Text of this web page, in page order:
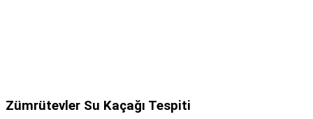
Zümrütevler Su Kaçağı Tespiti